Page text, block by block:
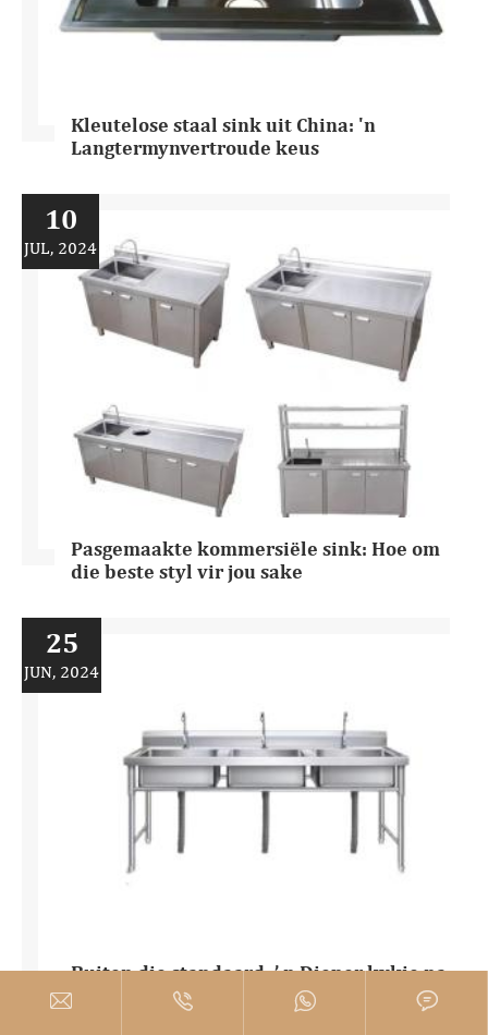
Kleutelose staal sink uit China: 'n
Langtermynvertroude keus
10
JUL, 2024
Pasgemaakte kommersiële sink: Hoe om
die beste styl vir jou sake
25
JUN, 2024
Buiten die standaard: ’ n Dieper kykie na
die unieke sjarme en waarde van
   